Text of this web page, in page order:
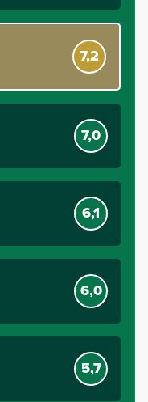
7,2
7,0
6,1
6,0
5,7